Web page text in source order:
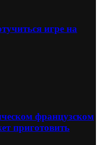
игре на
французском
приготовить